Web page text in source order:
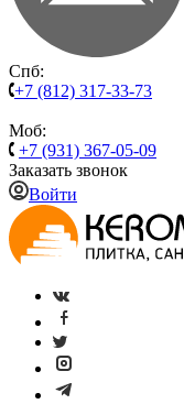
Спб:
+7 (812) 317-33-73
Моб:
+7 (931) 367-05-09
Заказать звонок
Войти